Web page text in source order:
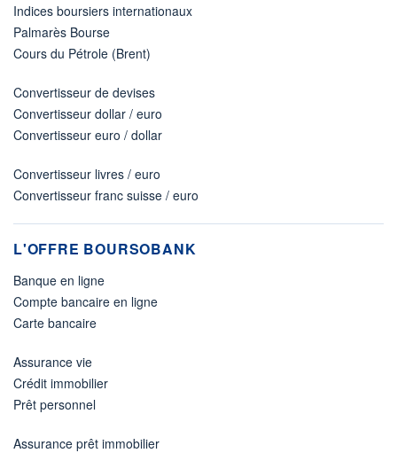
Indices boursiers internationaux
Palmarès Bourse
Cours du Pétrole (Brent)
Convertisseur de devises
Convertisseur dollar / euro
Convertisseur euro / dollar
Convertisseur livres / euro
Convertisseur franc suisse / euro
L'OFFRE BOURSOBANK
Banque en ligne
Compte bancaire en ligne
Carte bancaire
Assurance vie
Crédit immobilier
Prêt personnel
Assurance prêt immobilier